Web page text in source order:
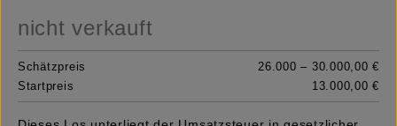
nicht verkauft
Schätzpreis
26.000 – 30.000,00 €
Startpreis
13.000,00 €